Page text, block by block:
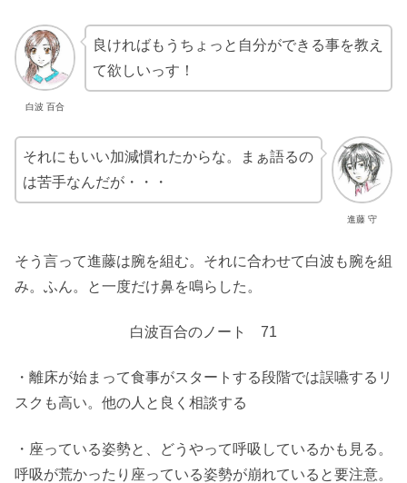
白波 百合
良ければもうちょっと自分ができる事を教え
て欲しいっす！
進藤 守
それにもいい加減慣れたからな。まぁ語るの
は苦手なんだが・・・
そう言って進藤は腕を組む。それに合わせて白波も腕を組
み。ふん。と一度だけ鼻を鳴らした。
白波百合のノート 71
・離床が始まって食事がスタートする段階では誤嚥するリ
スクも高い。他の人と良く相談する
・座っている姿勢と、どうやって呼吸しているかも見る。
呼吸が荒かったり座っている姿勢が崩れていると要注意。